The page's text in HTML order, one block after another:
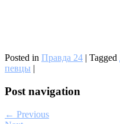
Posted in Правда 24 | Tagged
певцы |
Post navigation
← Previous